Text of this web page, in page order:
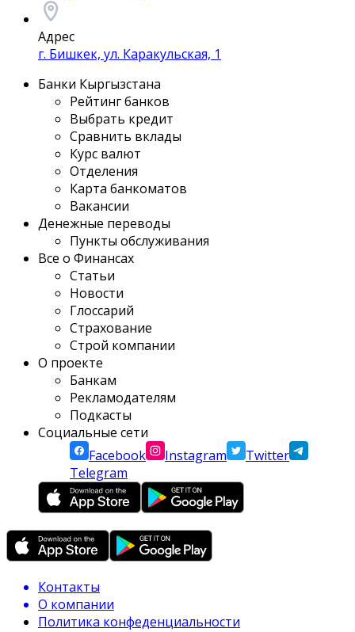
Адрес
г. Бишкек, ул. Каракульская, 1
Банки Кыргызстана
Рейтинг банков
Выбрать кредит
Сравнить вклады
Курс валют
Отделения
Карта банкоматов
Вакансии
Денежные переводы
Пункты обслуживания
Все о Финансах
Статьи
Новости
Глоссарий
Страхование
Строй компании
О проекте
Банкам
Рекламодателям
Подкасты
Социальные сети
Facebook
Instagram
Twitter
Telegram
Контакты
О компании
Политика конфеденциальности